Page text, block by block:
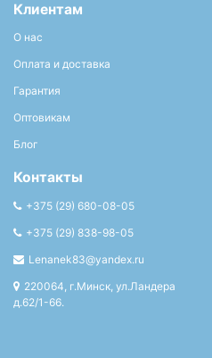
Клиентам
О нас
Оплата и доставка
Гарантия
Оптовикам
Блог
Контакты
+375 (29) 680-08-05
+375 (29) 838-98-05
Lenanek83@yandex.ru
220064, г.Минск, ул.Ландера
д.62/1-66.